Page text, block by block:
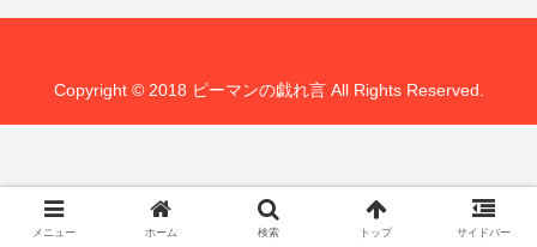
Copyright © 2018 ピーマンの戯れ言 All Rights Reserved.
メニュー ホーム 検索 トップ サイドバー